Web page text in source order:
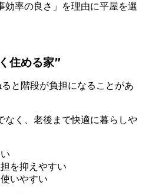
効率の良さ」を理由に平屋を選
住める家”
と階段が負担になることがあ
なく、老後まで快適に暮らしや
を抑えやすい
いやすい